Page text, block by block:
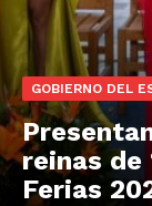
GOBIERNO DEL
reinas de
Ferias